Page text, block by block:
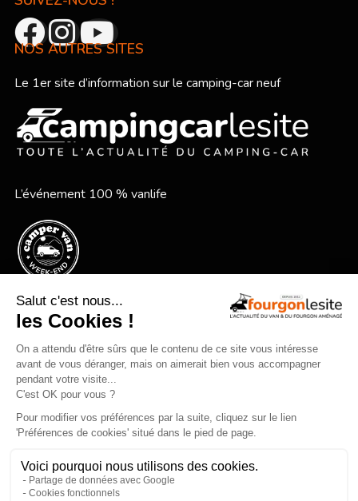
NOS AUTRES SITES
Le 1er site d’information sur le camping-car neuf
L’événement 100 % vanlife
Le festival vanlife en bord de mer
Mentions légales
Devenir annonceur